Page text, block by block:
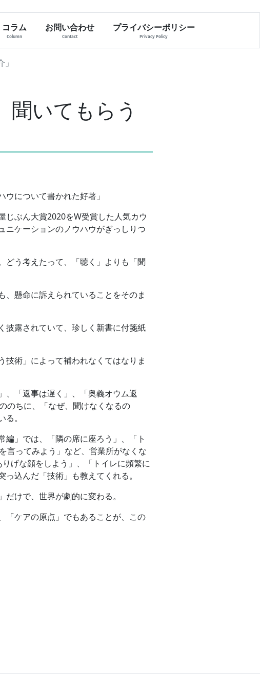
コラム
Column
お問い合わせ
Contact
プライバシーポリシー
Privacy Policy
聞いてもらう
について書かれた好著」
じぶん大賞2020をW受賞した人気カウ
ケーションのノウハウがぎっしりつ
どう考えたって、「聴く」よりも「聞
、懸命に訴えられていることをそのま
披露されていて、珍しく新書に付箋紙
技術」によって補われなくてはなりま
、「返事は遅く」、「奥義オウム返
のちに、「なぜ、聞けなくなるの
。
」では、「隣の席に座ろう」、「ト
言ってみよう」など、営業所がなくな
げな顔をしよう」、「トイレに頻繁に
込んだ「技術」も教えてくれる。
けで、世界が劇的に変わる。
「ケアの原点」でもあることが、この